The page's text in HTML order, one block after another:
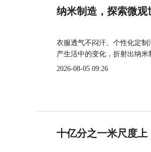
纳米制造，探索微观
衣服透气不闷汗、个性化定
产生活中的变化，折射出纳米
2026-08-05 09:26
十亿分之一米尺度上